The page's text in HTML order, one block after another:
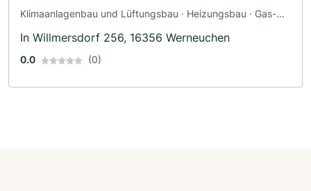
Klimaanlagenbau und Lüftungsbau · Heizungsbau · Gas-
In Willmersdorf 256, 16356 Werneuchen
0.0 (0)